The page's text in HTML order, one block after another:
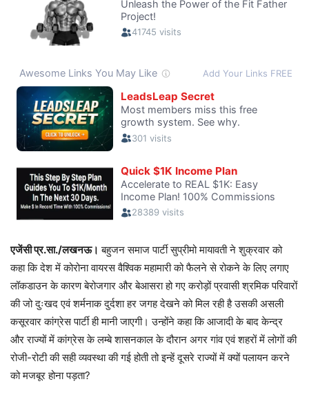
एजेंसी प्र.सा./लखनऊ। बहुजन समाज पार्टी सुप्रीमो मायावती ने शुक्रवार को
कहा कि देश में कोरोना वायरस वैश्विक महामारी को फैलने से रोकने के लिए लगाए
लॉकडाउन के कारण बेरोजगार और बेआसरा हो गए करोड़ों प्रवासी श्रमिक परिवारों
की जो दुःखद एवं शर्मनाक दुर्दशा हर जगह देखने को मिल रही है उसकी असली
कसूरवार कांग्रेस पार्टी ही मानी जाएगी। उन्होंने कहा कि आजादी के बाद केन्द्र
और राज्यों में कांग्रेस के लम्बे शासनकाल के दौरान अगर गांव एवं शहरों में लोगों की
रोजी-रोटी की सही व्यवस्था की गई होती तो इन्हें दूसरे राज्यों में क्यों पलायन करने
को मजबूर होना पड़ता?